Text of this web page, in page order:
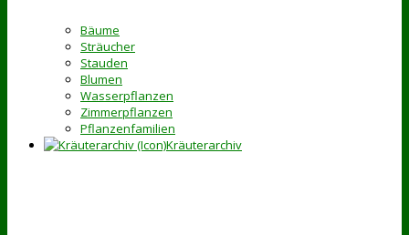
Bäume
Sträucher
Stauden
Blumen
Wasserpflanzen
Zimmerpflanzen
Pflanzenfamilien
Kräuterarchiv